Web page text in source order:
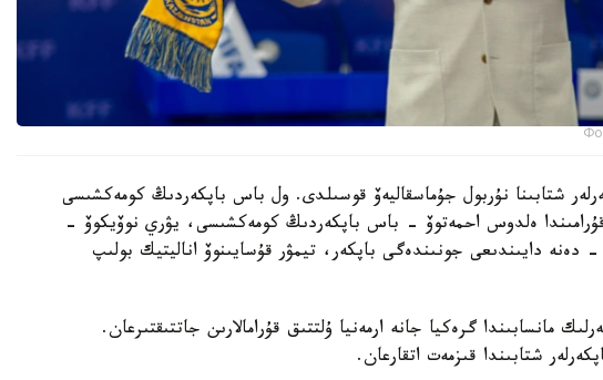
شتابىنا نۇربول جۇماسقاليەۆ قوسىلدى. ول باس باپكەردىڭ كومەكشىسى
ەلدوس احمەتوۆ - باس باپكەردىڭ كومەكشىسى، يۋري نوۆيكوۆ -
دەنە دايىندىعى جونىندەگى باپكەر، تيمۋر قۇسايىنوۆ اناليتيك بولىپ
مانسابىندا گرەكيا جانە ارمەنيا ۇلتتىق قۇرامالارىن جاتتىقتىرعان.
شتابىندا قىزمەت اتقارعان.